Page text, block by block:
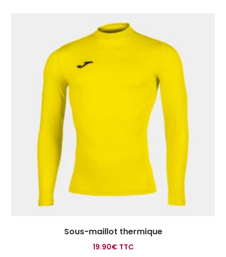
Sous-maillot thermique
19.90€ TTC